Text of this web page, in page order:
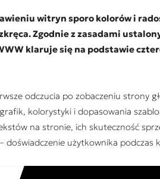
witryn sporo kolorów i
Zgodnie z zasadami
klaruje się na podstawie
odczucia po zobaczeniu strony
kolorystyki i dopasowania
na stronie, ich skuteczność
– doświadczenie użytkownika podczas